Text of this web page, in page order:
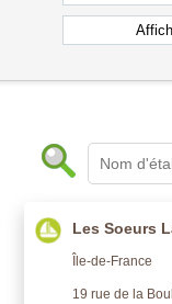
Les Soeurs
Île-de-France
19 rue de la